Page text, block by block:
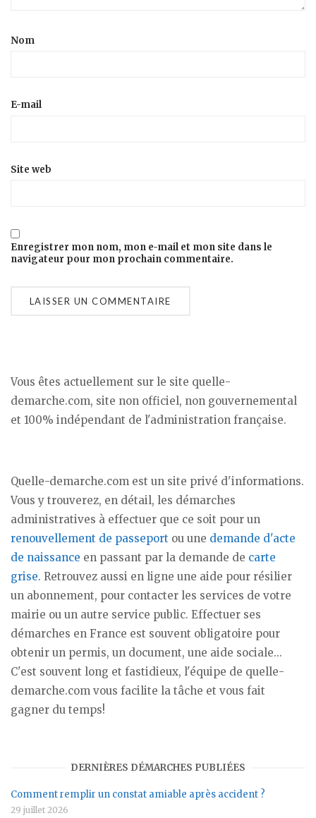
Nom
E-mail
Site web
Enregistrer mon nom, mon e-mail et mon site dans le
navigateur pour mon prochain commentaire.
Vous êtes actuellement sur le site quelle-
demarche.com, site non officiel, non gouvernemental
et 100% indépendant de l'administration française.
Quelle-demarche.com est un site privé d'informations.
Vous y trouverez, en détail, les démarches
administratives à effectuer que ce soit pour un
renouvellement de passeport ou une demande d'acte
de naissance en passant par la demande de carte
grise. Retrouvez aussi en ligne une aide pour résilier
un abonnement, pour contacter les services de votre
mairie ou un autre service public. Effectuer ses
démarches en France est souvent obligatoire pour
obtenir un permis, un document, une aide sociale...
C'est souvent long et fastidieux, l'équipe de quelle-
demarche.com vous facilite la tâche et vous fait
gagner du temps!
DERNIÈRES DÉMARCHES PUBLIÉES
Comment remplir un constat amiable après accident ?
29 juillet 2026